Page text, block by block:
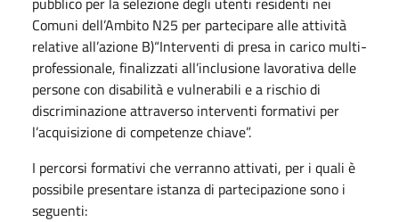
Comuni dell’Ambito N25 per partecipare alle attività
relative all’azione B)“Interventi di presa in carico multi-
professionale, finalizzati all’inclusione lavorativa delle
persone con disabilità e vulnerabili e a rischio di
discriminazione attraverso interventi formativi per
l’acquisizione di competenze chiave”.
I percorsi formativi che verranno attivati, per i quali è
possibile presentare istanza di partecipazione sono i
seguenti: